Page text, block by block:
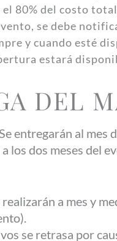
80% del costo
se debe
y cuando esté
estará
DEL
entregarán al mes
los dos meses del
a mes y
se retrasa por